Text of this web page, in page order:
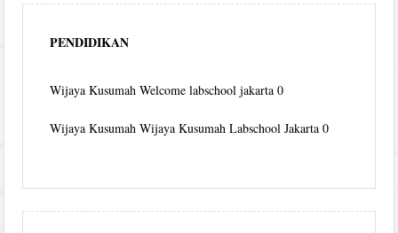
PENDIDIKAN
Wijaya Kusumah Welcome labschool jakarta 0
Wijaya Kusumah Wijaya Kusumah Labschool Jakarta 0